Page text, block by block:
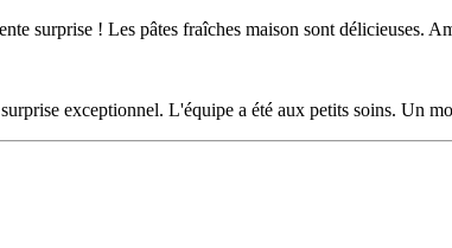
surprise ! Les pâtes fraîches maison sont délicieuses.
exceptionnel. L'équipe a été aux petits soins. Un